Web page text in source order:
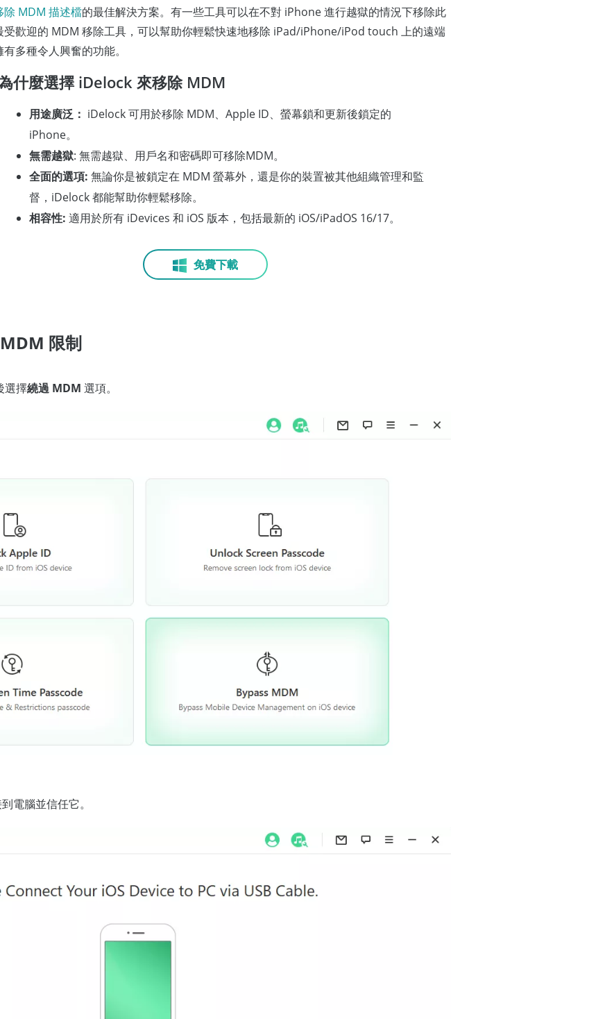
除 MDM 描述檔的最佳解決方案。有一些工具可以在不對 iPhone 進行越獄的情況下移除此
受歡迎的 MDM 移除工具，可以幫助你輕鬆快速地移除 iPad/iPhone/iPod touch 上的遠端
多種令人興奮的功能。
什麼選擇 iDelock 來移除 MDM
用途廣泛： iDelock 可用於移除 MDM、Apple ID、螢幕鎖和更新後鎖定的
iPhone。
無需越獄: 無需越獄、用戶名和密碼即可移除MDM。
全面的選項: 無論你是被鎖定在 MDM 螢幕外，還是你的裝置被其他組織管理和監
督，iDelock 都能幫助你輕鬆移除。
相容性: 適用於所有 iDevices 和 iOS 版本，包括最新的 iOS/iPadOS 16/17。
免費下載
限制
選擇繞過 MDM 選項。
電腦並信任它。